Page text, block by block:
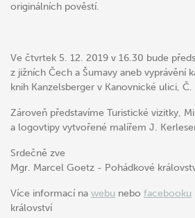
originálních pověstí.
Ve čtvrtek 5. 12. 2019 v 16.30 bude
z jižních Čech a Šumavy aneb vyprávění
knih Kanzelsberger v Kanovnické ulici,
Zároveň představíme Turistické vizitky,
a logovtipy vytvořené malířem J.
Srdečně zve
Mgr. Marcel Goetz - Pohádkové
Více informací na webu nebo facebooku
království